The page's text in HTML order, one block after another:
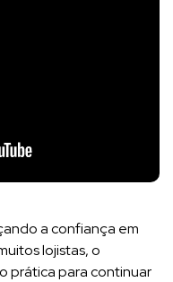
a confiança em
lojistas, o
prática para continuar